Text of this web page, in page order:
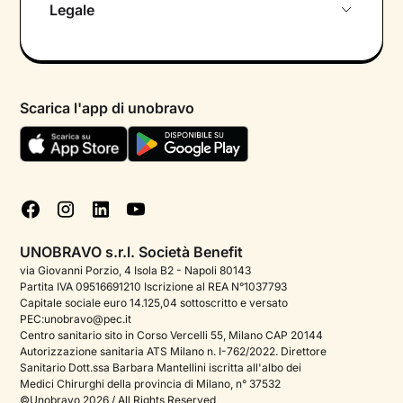
Piattaforme welfare
Enterprise
Blog
Legale
Termini e condizioni
Informativa Privacy
Cookie policy
Gestisci cookie
Scarica l'app di unobravo
UNOBRAVO s.r.l. Società Benefit
via Giovanni Porzio, 4 Isola B2 - Napoli 80143
Partita IVA 09516691210 Iscrizione al REA N°1037793
Capitale sociale euro 14.125,04 sottoscritto e versato
PEC:unobravo@pec.it
Centro sanitario sito in Corso Vercelli 55, Milano CAP 20144
Autorizzazione sanitaria ATS Milano n. I-762/2022. Direttore
Sanitario Dott.ssa Barbara Mantellini iscritta all'albo dei
Medici Chirurghi della provincia di Milano, n° 37532
©Unobravo 2026 / All Rights Reserved